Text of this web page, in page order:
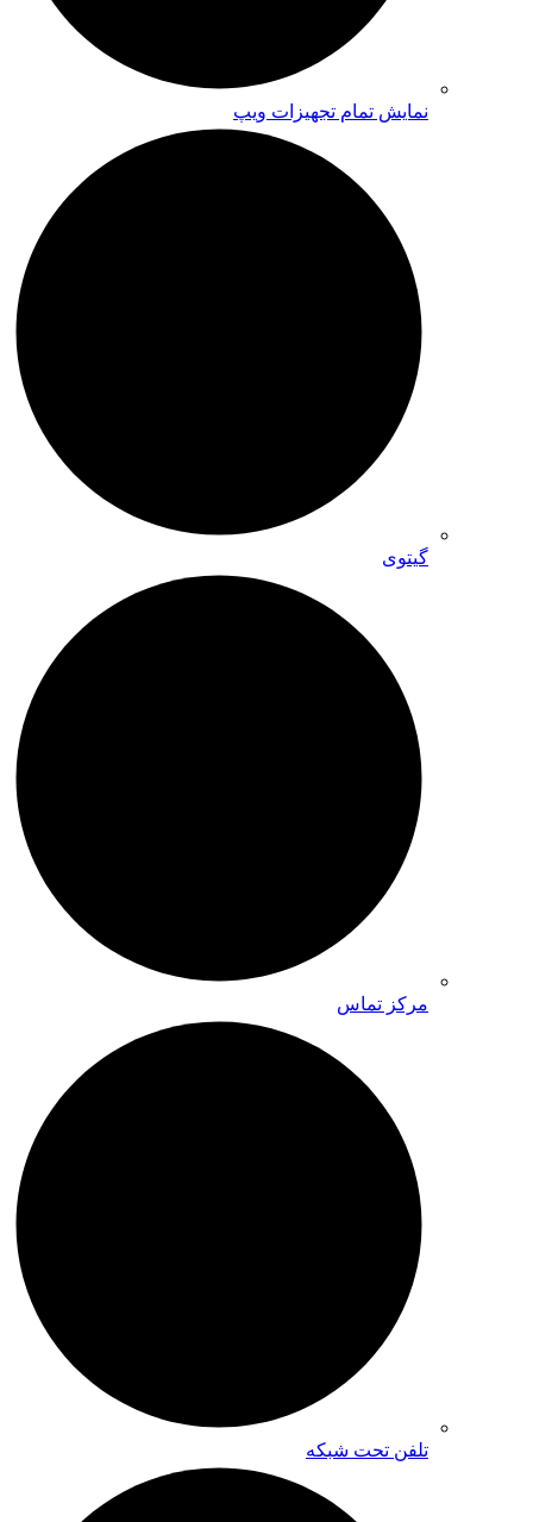
نمایش تمام تجهیزات ویپ
گیتوی
مرکز تماس
تلفن تحت شبکه